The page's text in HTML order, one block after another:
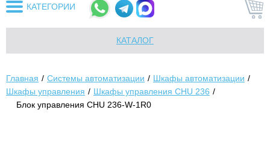
КАТЕГОРИИ
КАТАЛОГ
Главная Системы автоматизации
Шкафы автоматизации
Шкафы управления
Шкафы управления CHU 236
Блок управления CHU 236-W-1R0